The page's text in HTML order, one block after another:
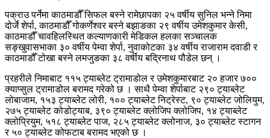
पक्राउ पर्नेमा काठमाडौँ सिफल बस्ने रामेछापका २५ वर्षीय सुनिल भन्ने निमा
दोर्जे शेर्पा, काठमाडौँ गोकर्णेश्वर बस्ने बझाङका २९ वर्षीय उमेशकुमार केसी,
काठमाडौँ चावहिलस्थित कल्याणकारी मेडिकल हलका सञ्चालक
सङ्खुवासभाका ३० वर्षीय पेम्वा शेर्पा, नुवाकोटका ३४ वर्षीय राजाराम दवाडी र
काठमाडौँ टोखा बस्ने लमजुङका ३८ वर्षीय बद्रिनाथ पौडेल छन् ।
प्रहरीले निमाबाट ११५ ट्याब्लेट ट्रामाडोल र उमेशकुमारबाट २० हजार ७००
क्याप्सुल ट्रामाडोल बरामद गरेको छ । साथै पेम्वा शेर्पाबाट २९० ट्याब्लेट
लोबाजाम, १५३ ट्याब्लेट लोरी, १०० ट्याब्लेट निट्रेस्ट, ९० ट्याब्लेट जोलियुम,
२७५ ट्याब्लेट कोडोट्याब, ३९० ट्याब्लेट क्लोजिप क्लोजिप, १४ ट्याब्लेट
क्लोप्रियुम, ५१८ ट्याब्लेट पाज, २८५ ट्याब्लेट क्लोनाज, ३० ट्याब्लेट स्टागन
र ५० ट्याब्लेट कोफटाब बरामद भएको छ ।